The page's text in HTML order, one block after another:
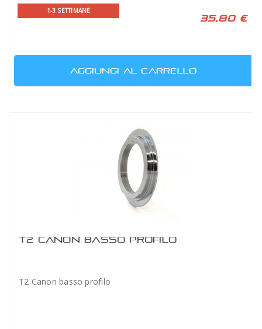
1-3 SETTIMANE
35,80 €
AGGIUNGI AL CARRELLO
T2 CANON BASSO PROFILO
T2 Canon basso profilo